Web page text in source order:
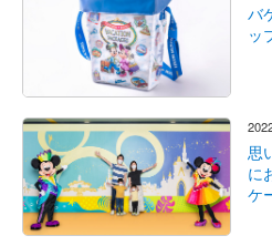
バ
ッ
思
に
ケ